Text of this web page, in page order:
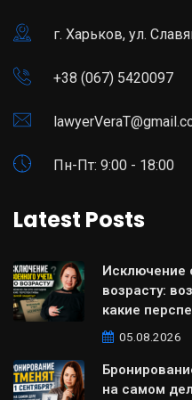
г. Харьков, ул.
+38 (067) 5420097
Пн-Пт: 9:00 - 18:00
Latest Posts
Исключение
возрасту:
какие
05.08.2026
на самом